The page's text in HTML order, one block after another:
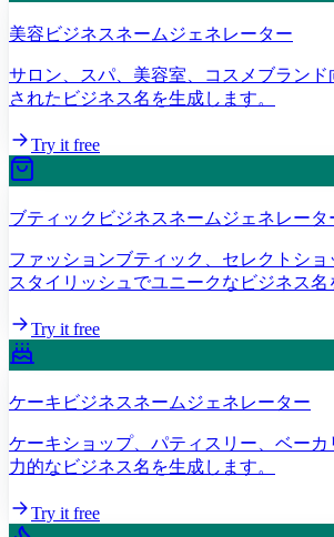
美容ビジネスネームジェネレーター
サロン、スパ、美容室、コスメブラン
されたビジネス名を生成します。
Try it free
ブティックビジネスネームジェネレータ
ファッションブティック、セレクトシ
スタイリッシュでユニークなビジネス名
Try it free
ケーキビジネスネームジェネレーター
ケーキショップ、パティスリー、ベー
力的なビジネス名を生成します。
Try it free